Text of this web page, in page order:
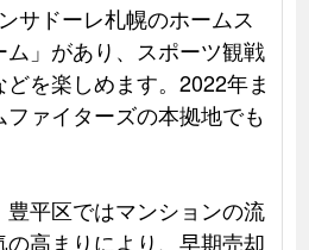
サドーレ札幌のホームス
」があり、スポーツ観戦
を楽しめます。2022年ま
ァイターズの本拠地でも
平区ではマンションの流
高まりにより、早期売却